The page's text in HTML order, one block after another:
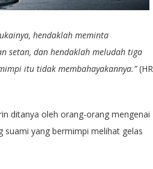
hendaklah meminta
setan, dan hendaklah meludah tiga
itu tidak membahayakannya.”(HR
ditanya oleh orang-orang mengenai
suami yang bermimpi melihat gelas